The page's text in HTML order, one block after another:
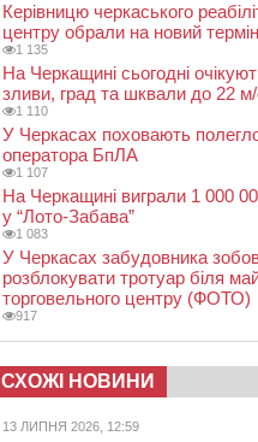
Керівницю черкаського
центру обрали на новий термін
1 135
На Черкащині сьогодні
зливи, град та шквали до 22
1 110
У Черкасах поховають
оператора БпЛА
1 107
На Черкащині виграли 1 000
у “Лото-Забава”
1 083
У Черкасах забудовника
розблокувати тротуар біля
торговельного центру (ФОТО)
917
СХОЖІ НОВИНИ
13 ЛИПНЯ 2026, 12:59